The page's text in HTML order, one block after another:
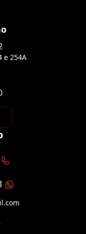
e 254A